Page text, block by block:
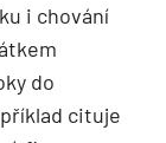
i chování
do
cituje